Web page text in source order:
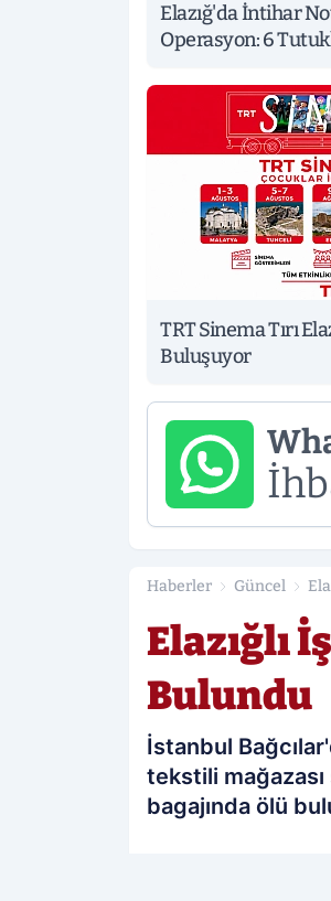
Elazığ'da İntihar
Operasyon: 6
TRT Sinema Tırı
Buluşuyor
Haberler Güncel
Elazığlı
Bulundu
İstanbul
tekstili
bagajında ölü